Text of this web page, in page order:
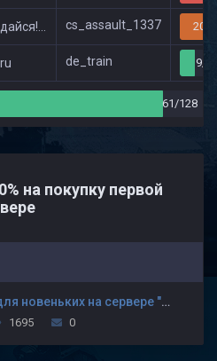
Classic cs_assault_1337 20/
de_train 9/
61/128
на покупку первой
СКИДКА 50% для новеньких на сервере "Играй и наслаждайся! +18 © Public"
1695 0